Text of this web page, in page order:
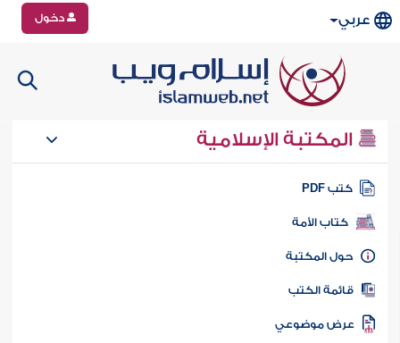
عربي دخول
المكتبة الإسلامية
كتب PDF
كتاب الأمة
المكتبة
الكتب